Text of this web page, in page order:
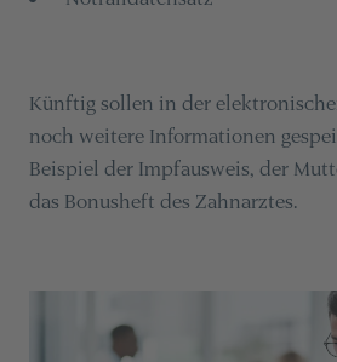
Künftig sollen in der
noch weitere Informationen
Beispiel der Impfausweis, der
das Bonusheft des Zahnarztes.